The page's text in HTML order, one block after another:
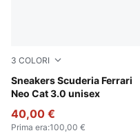
3 COLORI
Sneakers Scuderia Ferrari
Neo Cat 3.0 unisex
Rosso Corsa-Rosso Corsa
40,00 €
Prima era:100,00 €